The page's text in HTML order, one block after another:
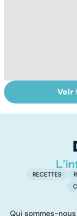
Tout savoir
les infections
Voir
RECETTES
Qui sommes-nous